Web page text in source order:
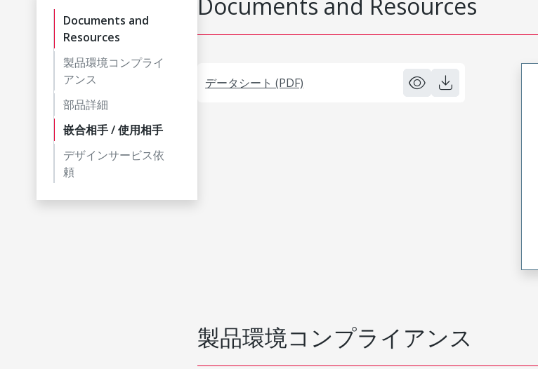
Documents and
Resources
製品環境コンプライ
アンス
部品詳細
嵌合相手 / 使用相手
デザインサービス依
頼
Documents and Resources
データシート (PDF)
製品環境コンプライアンス